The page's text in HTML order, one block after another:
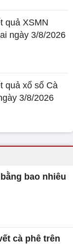
quả XSMN
ngày 3/8/2026
quả xổ số Cà
3/8/2026
bao nhiêu
cà phê trên